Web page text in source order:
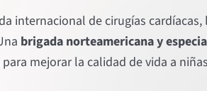
internacional de cirugías cardíacas,
brigada norteamericana y
mejorar la calidad de vida a